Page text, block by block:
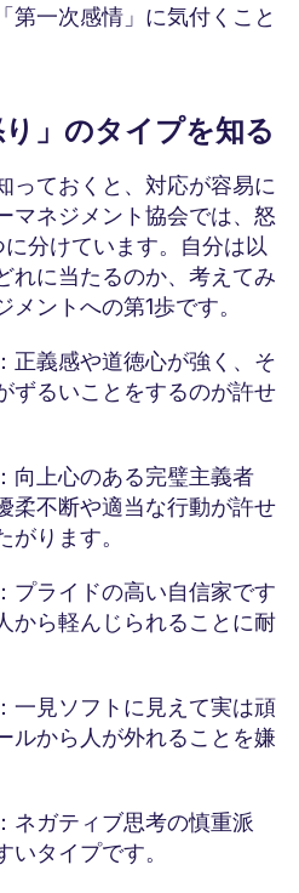
第一次感情」に気付くこと
」のタイプを知る
っておくと、対応が容易に
マネジメント協会では、怒
分けています。自分は以
れに当たるのか、考えてみ
ントへの第1歩です。
：正義感や道徳心が強く、そ
ずるいことをするのが許せ
：向上心のある完璧主義者
柔不断や適当な行動が許せ
ります。
：プライドの高い自信家です
から軽んじられることに耐
：一見ソフトに見えて実は頑
ルから人が外れることを嫌
：ネガティブ思考の慎重派
タイプです。